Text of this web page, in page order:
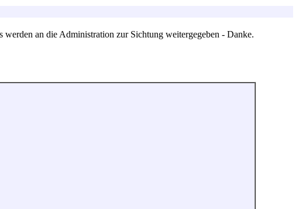
an die Administration zur Sichtung weitergegeben - Danke.